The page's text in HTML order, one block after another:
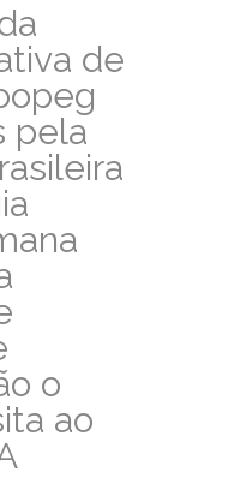
de
pela
o
ao